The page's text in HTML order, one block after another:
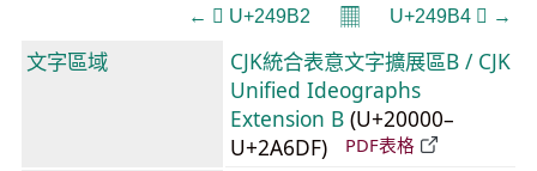
← 𤦲 U+249B2 𝄜 U+249B4 𤦴 →
文字區域
CJK統合表意文字擴展區B / CJK
Unified Ideographs
Extension B (U+20000–
U+2A6DF)
PDF表格